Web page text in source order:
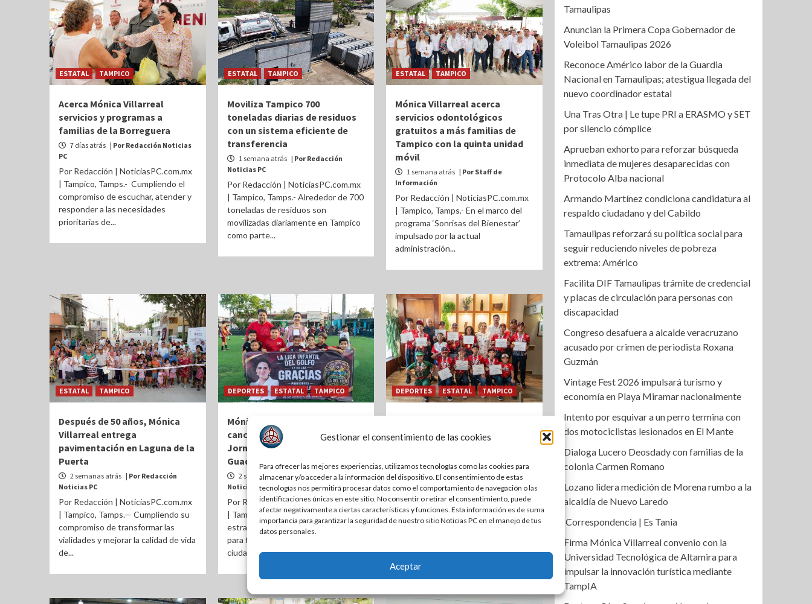
Gestionar el consentimiento de las cookies
Para ofrecer las mejores experiencias, utilizamos tecnologías como las cookies para
almacenar y/o acceder a la información del dispositivo. El consentimiento de estas
tecnologías nos permitirá procesar datos como el comportamiento de navegación o las
identificaciones únicas en este sitio. No consentir o retirar el consentimiento, puede
afectar negativamente a ciertas características y funciones. Esta información es de suma
importancia para garantizar la seguridad de nuestro sitio Noticias PC en el manejo de tus
datos personales.
Aceptar
ESTATAL TAMPICO
Acerca Mónica Villarreal
servicios y programas a
familias de la Borreguera
7 días atrás | Por Redacción Noticias
PC
Por Redacción | NoticiasPC.com.mx
| Tampico, Tamps.- Cumpliendo el
compromiso de escuchar, atender y
responder a las necesidades
prioritarias de...
ESTATAL TAMPICO
Moviliza Tampico 700
toneladas diarias de residuos
con un sistema eficiente de
transferencia
1 semana atrás | Por Redacción
Noticias PC
Por Redacción | NoticiasPC.com.mx
| Tampico, Tamps.- Alrededor de 700
toneladas de residuos son
movilizadas diariamente en Tampico
como parte...
ESTATAL TAMPICO
Mónica Villarreal acerca
servicios odontológicos
gratuitos a más familias de
Tampico con la quinta unidad
móvil
1 semana atrás | Por Staff de
Información
Por Redacción | NoticiasPC.com.mx
| Tampico, Tamps.- En el marco del
programa ‘Sonrisas del Bienestar’
impulsado por la actual
administración...
ESTATAL TAMPICO
Después de 50 años, Mónica
Villarreal entrega
pavimentación en Laguna de la
Puerta
2 semanas atrás | Por Redacción
Noticias PC
Por Redacción | NoticiasPC.com.mx
| Tampico, Tamps.— Cumpliendo su
compromiso de transformar las
vialidades y mejorar la calidad de vida
de...
DEPORTES ESTATAL TAMPICO
Mónica Villarreal inaugura
cancha de fútbol y lleva a cabo
Jornada de Bienestar en la Col.
Guadalupe Victoria
2 semanas atrás | Por Redacción
Noticias PC
Por Redacción | NoticiasPC.com.mx
| Tampico, Tamps.- Como parte de la
estrategia del Gobierno Municipal
para fortalecer la atención
ciudadana,...
DEPORTES ESTATAL TAMPICO
campeones tampiqueños de
2 semanas atrás
| Por Redacción
Noticias PC
Por Redacción | NoticiasPC.com.mx
| Tampico, Tamps.- Como parte del
compromiso de impulsar el deporte
como una herramienta para la
Tamaulipas
Anuncian la Primera Copa Gobernador de
Voleibol Tamaulipas 2026
Reconoce Américo labor de la Guardia
Nacional en Tamaulipas; atestigua llegada del
nuevo coordinador estatal
Una Tras Otra | Le tupe PRI a ERASMO y SET
por silencio cómplice
Aprueban exhorto para reforzar búsqueda
inmediata de mujeres desaparecidas con
Protocolo Alba nacional
Armando Martínez condiciona candidatura al
respaldo ciudadano y del Cabildo
Tamaulipas reforzará su política social para
seguir reduciendo niveles de pobreza
extrema: Américo
Facilita DIF Tamaulipas trámite de credencial
y placas de circulación para personas con
discapacidad
Congreso desafuera a alcalde veracruzano
acusado por crimen de periodista Roxana
Guzmán
Vintage Fest 2026 impulsará turismo y
economía en Playa Miramar nacionalmente
Intento por esquivar a un perro termina con
dos motociclistas lesionados en El Mante
Dialoga Lucero Deosdady con familias de la
colonia Carmen Romano
Lozano lidera medición de Morena rumbo a la
alcaldía de Nuevo Laredo
Correspondencia | Es Tania
Firma Mónica Villarreal convenio con la
Universidad Tecnológica de Altamira para
impulsar la innovación turística mediante
TampIA